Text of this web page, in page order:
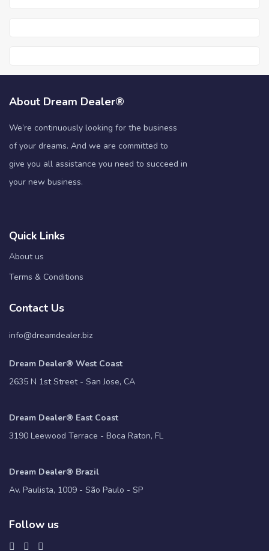
About Dream Dealer®
We’re continuously looking for the business
of your dreams. And we are committed to
give you all assistance you need to succeed in
your new business.
Quick Links
About us
Terms & Conditions
Contact Us
info@dreamdealer.biz
Dream Dealer® West Coast
2635 N 1st Street - San Jose, CA
Dream Dealer® East Coast
3190 Leewood Terrace - Boca Raton, FL
Dream Dealer® Brazil
Av. Paulista, 1009 - São Paulo - SP
Follow us